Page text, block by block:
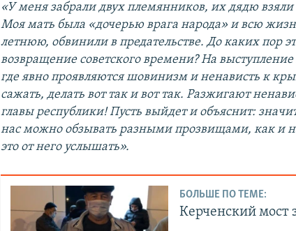
«У меня забрали двух племянников, их дядю
Моя мать была «дочерью врага народа» и всю
летнюю, обвинили в предательстве. До каких пор
возвращение советского времени? На
где явно проявляются шовинизм и ненависть к
сажать, делать вот так и вот так. Разжигают
главы республики! Пусть выйдет и объяснит:
нас можно обзывать разными прозвищами, как и
это от него услышать».
БОЛЬШЕ ПО ТЕМЕ:
Керченский мост